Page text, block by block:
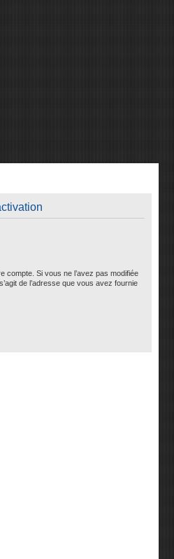
compte. Si vous ne l’avez pas modifiée
de l’adresse que vous avez fournie